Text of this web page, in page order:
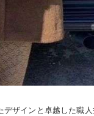
ザインと卓越した職